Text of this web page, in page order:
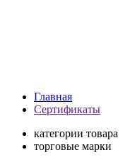
Главная
Сертификаты
категории товара
торговые марки